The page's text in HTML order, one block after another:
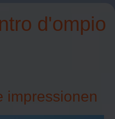
d'ompio
impressionen